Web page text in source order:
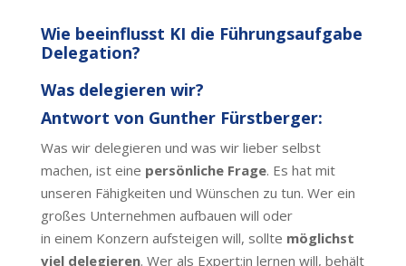
Wie beeinflusst KI die Führungsaufgabe
Delegation?
Was delegieren wir?
Antwort von Gunther Fürstberger:
Was wir delegieren und was wir lieber selbst
machen, ist eine persönliche Frage. Es hat mit
unseren Fähigkeiten und Wünschen zu tun. Wer ein
großes Unternehmen aufbauen will oder
in einem Konzern aufsteigen will, sollte möglichst
viel delegieren. Wer als Expert:in lernen will, behält